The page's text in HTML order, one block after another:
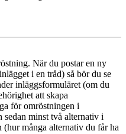
När du postar en ny
i en tråd) så bör du se
inläggsformuläret (om du
att skapa
för omröstningen i
sedan minst två alternativ i
många alternativ du får ha